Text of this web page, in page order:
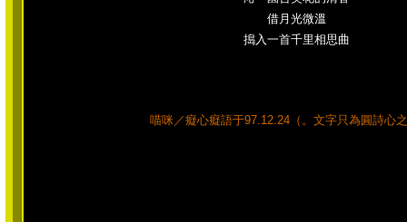
借月光微溫
搗入一首千里相思曲
喵咪／癡心癡語于97.12.24（。文字只為圓詩心